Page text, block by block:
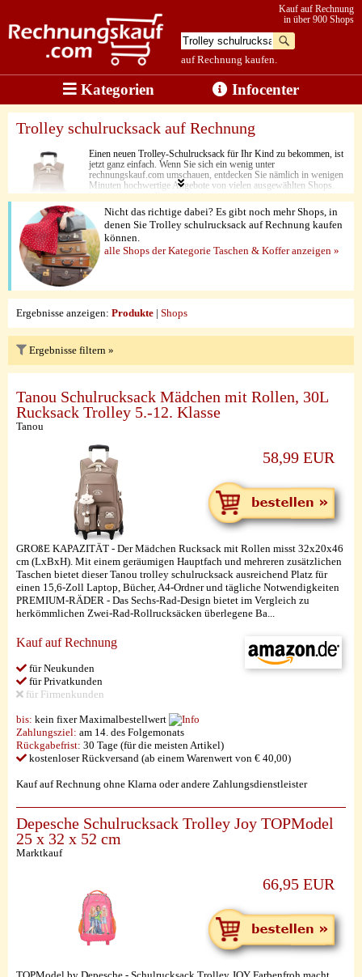
auf Rechnung kaufen.
Kauf auf Rechnung
in über 900 Shops
Kategorien Infocenter
Trolley schulrucksack auf Rechnung
Einen neuen Trolley-Schulrucksack für Ihr Kind zu bekommen, ist
jetzt ganz einfach. Wenn Sie sich ein wenig unter
rechnungskauf.com umschauen, entdecken Sie nämlich in wenigen
Minuten hochwertige Angebote von vielen ausgewählten Shops.
Was auch immer Ihre Kinder brauchen, in nur ein paar
Augenblicken ist der richtige Trolley auf den Weg zu Ihnen. Neben
den niedrigen Preisen überzeugen hier nämlich vor allem die
liebevolle Gestaltung und die sehr gute Produktverarbeitung.
Abgerundet werden die ganzen Vorteile durch die Möglichkeit,
unkompliziert per Rechnungskauf zu shoppen.
Nicht das richtige dabei? Es gibt noch mehr Shops, in
denen Sie Trolley schulrucksack auf Rechnung kaufen
können.
alle Shops der Kategorie Taschen & Koffer anzeigen »
Ergebnisse anzeigen: Produkte | Shops
Ergebnisse filtern »
Tanou Schulrucksack Mädchen mit Rollen, 30L
Rucksack Trolley 5.-12. Klasse
Tanou
58,99 EUR
GROßE KAPAZITÄT - Der Mädchen Rucksack mit Rollen misst 32x20x46
cm (LxBxH). Mit einem geräumigen Hauptfach und mehreren zusätzlichen
Taschen bietet dieser Tanou trolley schulrucksack ausreichend Platz für
einen 15,6-Zoll Laptop, Bücher, A4-Ordner und tägliche Notwendigkeiten
PREMIUM-RÄDER - Das Sechs-Rad-Design bietet im Vergleich zu
herkömmlichen Zwei-Rad-Rollrucksäcken überlegene Ba...
Kauf auf Rechnung
für Neukunden
für Privatkunden
für Firmenkunden
bis: kein fixer Maximalbestellwert
Zahlungsziel: am 14. des Folgemonats
Rückgabefrist: 30 Tage (für die meisten Artikel)
kostenloser Rückversand (ab einem Warenwert von € 40,00)
Kauf auf Rechnung ohne Klarna oder andere Zahlungsdienstleister
Depesche Schulrucksack Trolley Joy TOPModel
25 x 32 x 52 cm
Marktkauf
66,95 EUR